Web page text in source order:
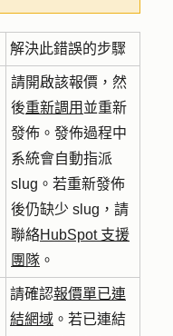
解決此錯誤的步驟
請開啟該報價，然
後重新調用 並重新
發佈。發佈過程中
系統會自動指派
slug。若重新發佈
後仍缺少 slug，請
聯絡HubSpot 支援
團隊 。
請確認報價單已連
結網域 。若已連結